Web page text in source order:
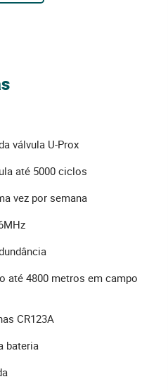
válvula U-Prox
até 5000 ciclos
vez por semana
até 4800 metros em campo
CR123A
bateria